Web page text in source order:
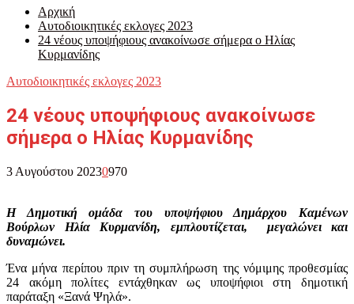
Αρχική
Αυτοδιοικητικές εκλογες 2023
24 νέους υποψήφιους ανακοίνωσε σήμερα ο Ηλίας
Κυρμανίδης
Αυτοδιοικητικές εκλογες 2023
24 νέους υποψήφιους ανακοίνωσε
σήμερα ο Ηλίας Κυρμανίδης
3 Αυγούστου 20230970
Η Δημοτική ομάδα του υποψήφιου Δημάρχου Καμένων
Βούρλων Ηλία Κυρμανίδη, εμπλουτίζεται, μεγαλώνει και
δυναμώνει.
Ένα μήνα περίπου πριν τη συμπλήρωση της νόμιμης προθεσμίας
24 ακόμη πολίτες εντάχθηκαν ως υποψήφιοι στη δημοτική
παράταξη «Ξανά Ψηλά».